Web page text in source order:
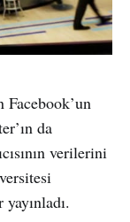
Facebook’un
da
verilerini